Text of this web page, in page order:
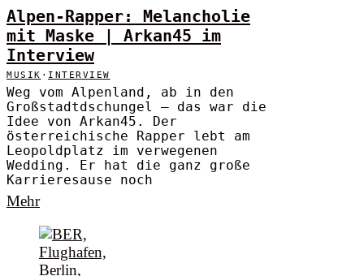
Alpen-Rapper: Melancholie
mit Maske | Arkan45 im
Interview
MUSIK · INTERVIEW
Weg vom Alpenland, ab in den
Großstadtdschungel – das war die
Idee von Arkan45. Der
österreichische Rapper lebt am
Leopoldplatz im verwegenen
Wedding. Er hat die ganz große
Karrieresause noch
Mehr